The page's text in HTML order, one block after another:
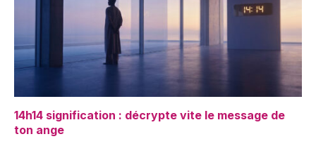
14h14 signification : décrypte vite le message de
ton ange